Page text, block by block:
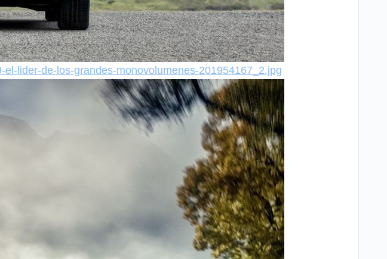
lider-de-los-grandes-monovolumenes-201954167_2.jpg